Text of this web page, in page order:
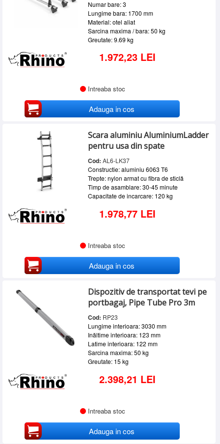
Numar bare: 3
Lungime bara: 1700 mm
Material: otel aliat
Sarcina maxima / bara: 50 kg
Greutate: 9.69 kg
1.972,23 LEI
Intreaba stoc
Adauga in cos
Scara aluminiu AluminiumLadder
pentru usa din spate
Cod: AL6-LK37
Constructie: aluminiu 6063 T6
Trepte: nylon armat cu fibra de sticlă
Timp de asamblare: 30-45 minute
Capacitate de incarcare: 120 kg
1.978,77 LEI
Intreaba stoc
Adauga in cos
Dispozitiv de transportat tevi pe
portbagaj, Pipe Tube Pro 3m
Cod: RP23
Lungime interioara: 3030 mm
Inăltime interioara: 123 mm
Latime interioara: 122 mm
Sarcina maxima: 50 kg
Greutate: 15 kg
2.398,21 LEI
Intreaba stoc
Adauga in cos